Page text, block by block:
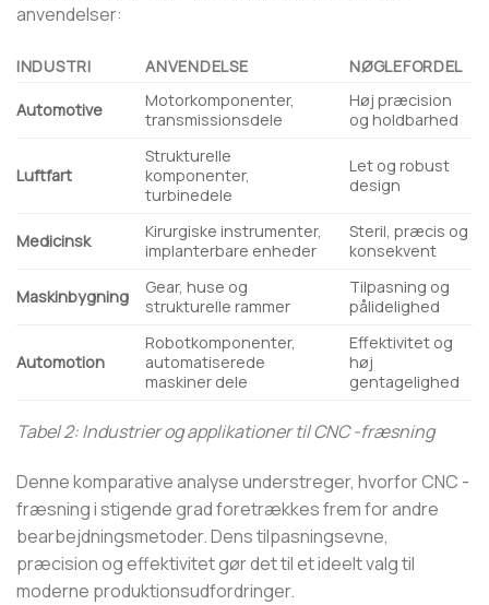
anvendelser:
INDUSTRI ANVENDELSE NØGLEFORDEL
Automotive
Motorkomponenter,
transmissionsdele
Høj præcision
og holdbarhed
Luftfart
Strukturelle
komponenter,
turbinedele
Let og robust
design
Medicinsk
Kirurgiske instrumenter,
implanterbare enheder
Steril, præcis og
konsekvent
Maskinbygning
Gear, huse og
strukturelle rammer
Tilpasning og
pålidelighed
Automotion
Robotkomponenter,
automatiserede
maskiner dele
Effektivitet og
høj
gentagelighed
Tabel 2: Industrier og applikationer til CNC -fræsning
Denne komparative analyse understreger, hvorfor CNC -
fræsning i stigende grad foretrækkes frem for andre
bearbejdningsmetoder. Dens tilpasningsevne,
præcision og effektivitet gør det til et ideelt valg til
moderne produktionsudfordringer.